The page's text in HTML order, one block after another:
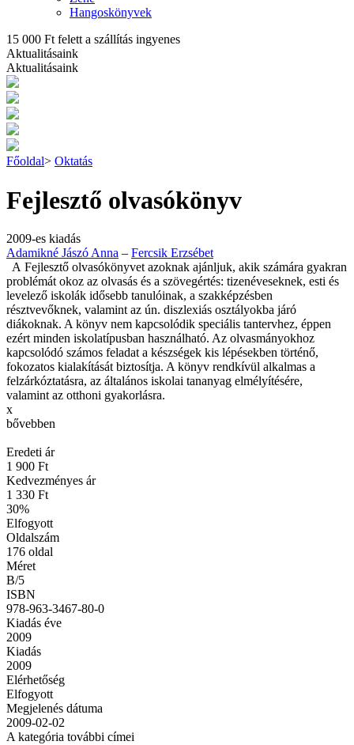
Hangoskönyvek
15 000 Ft felett a szállítás ingyenes
Aktualitásaink
Aktualitásaink
Főoldal> Oktatás
Fejlesztő olvasókönyv
2009-es kiadás
Adamikné Jászó Anna – Fercsik Erzsébet
A Fejlesztő olvasókönyvet azoknak ajánljuk, akik számára gyakran
problémát okoz az olvasás és a szövegértés: tizenéveseknek, esti és
levelező iskolák idősebb tanulóinak, a szakképzésben
résztvevőknek, valamint az ún. diszlexiás osztályokba járó
diákoknak. A könyv nem kapcsolódik speciális tantervhez, éppen
ezért minden iskolatípusban használható. Az olvasmányokhoz
kapcsolódó számos feladat a készségek kis lépésekben történő,
fokozatos kialakítását biztosítja. A könyv rendkívül alkalmas a
felzárkóztatásra, az általános iskolai tananyag elmélyítésére,
valamint az otthoni gyakorlásra.
x
bővebben
Eredeti ár
1 900 Ft
Kedvezményes ár
1 330 Ft
30%
Elfogyott
Oldalszám
176 oldal
Méret
B/5
ISBN
978-963-3467-80-0
Kiadás éve
2009
Kiadás
2009
Elérhetőség
Elfogyott
Megjelenés dátuma
2009-02-02
A kategória további címei